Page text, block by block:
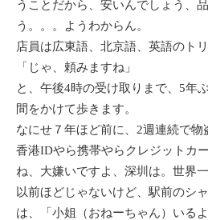
うことだから、安いんでしょう、
う。。。ようわからん。
店員は広東語、北京語、英語のトリ
「じゃ、頼みますね」
と、午後4時の受け取りまで、5年
間をかけて歩きます。
なにせ７年ほど前に、2週連続で物
香港IDやら携帯やらクレジットカ
ね、大嫌いですよ、深圳は。世界一
以前ほどじゃないけど、駅前のシ
は、「小姐（おねーちゃん）いる